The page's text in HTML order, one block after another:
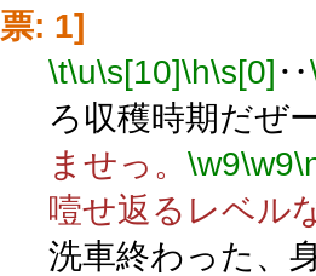
票: 1]
\t\u\s[10]\h\s[0] ‥
ろ収穫時期だぜ
ませっ。 \w9\w9
噎せ返るレベル
洗車終わった、